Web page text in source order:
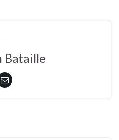
Bataille